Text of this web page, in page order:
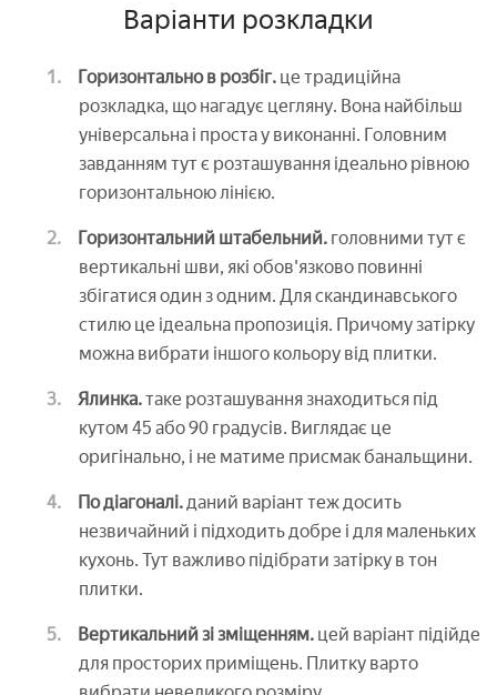
Варіанти розкладки
Горизонтально в розбіг. це традиційна
розкладка, що нагадує цегляну. Вона найбільш
універсальна і проста у виконанні. Головним
завданням тут є розташування ідеально рівною
горизонтальною лінією.
Горизонтальний штабельний. головними тут є
вертикальні шви, які обов'язково повинні
збігатися один з одним. Для скандинавського
стилю це ідеальна пропозиція. Причому затірку
можна вибрати іншого кольору від плитки.
Ялинка.таке розташування знаходиться під
кутом 45 або 90 градусів. Виглядає це
оригінально, і не матиме присмак банальщини.
По діагоналі.даний варіант теж досить
незвичайний і підходить добре і для маленьких
кухонь. Тут важливо підібрати затірку в тон
плитки.
Вертикальний зі зміщенням. цей варіант підійде
для просторих приміщень. Плитку варто